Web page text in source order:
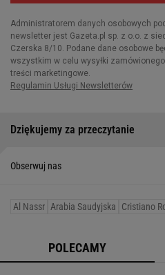
Dziękujemy za przeczytanie
Obserwuj nas
Al Nassr Arabia Saudyjska Cristiano
POLECAMY